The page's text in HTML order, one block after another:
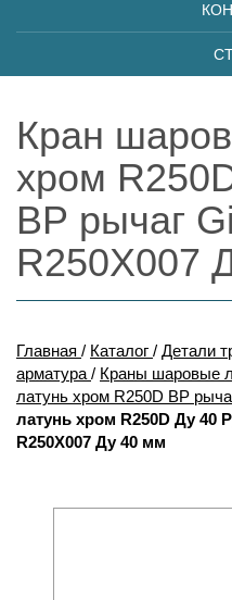
Кран
хром
ВР рычаг
R250X007
Главная / Каталог / Детали
арматура / Краны шаровые
латунь хром R250D ВР
латунь хром R250D Ду 40
R250X007 Ду 40 мм